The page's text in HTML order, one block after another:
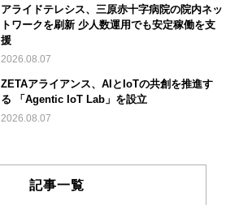
アライドテレシス、三原赤十字病院の院内ネッ
トワークを刷新 少人数運用でも安定稼働を支
援
2026.08.07
ZETAアライアンス、AIとIoTの共創を推進す
る 「Agentic IoT Lab」を設立
2026.08.07
記事一覧